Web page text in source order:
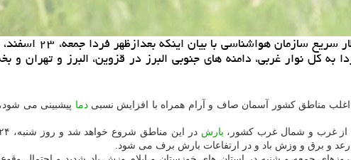
به گزارش خرید و
كل نوار غربی، دامنه های جنوبی البرز در قزوین، البرز و
اغلب مناطق كشور آسمان صاف و آرام همراه با افزایش نسبیدما پیشبینی می
بارش
و برق و وزش باد و در ارتفاعات بارش برف می شود.